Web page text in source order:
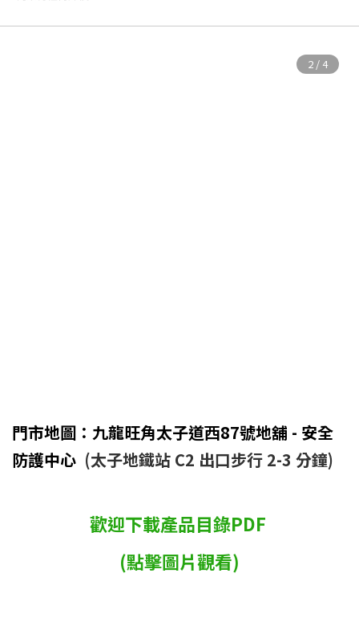
門市地圖：九龍旺角太子道西87號地舖 - 安全
防護中心 (太子地鐵站 C2 出口步行 2-3 分鐘)
歡迎下載產品目錄PDF
(點擊圖片觀看)